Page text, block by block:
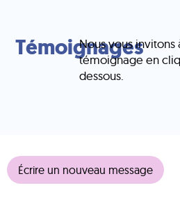
Témoignages
Nous vous invitons
témoignage en
dessous.